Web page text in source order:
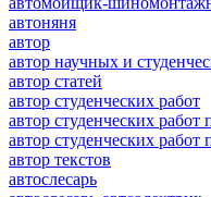
автоняня
автор
автор научных и
автор статей
автор студенческих работ
автор студенческих
автор студенческих работ
автор текстов
автослесарь